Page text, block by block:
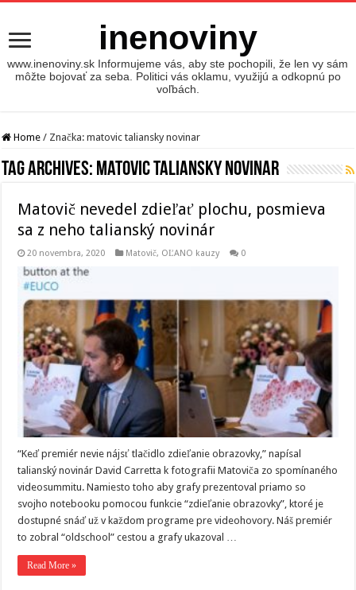
inenoviny
www.inenoviny.sk Informujeme vás, aby ste pochopili, že len vy sám
môžte bojovať za seba. Politici vás oklamu, využijú a odkopnú po
voľbách.
Home / Značka:matovic taliansky novinar
Tag Archives: matovic taliansky novinar
Matovič nevedel zdieľať plochu, posmieva
sa z neho talianský novinár
20 novembra, 2020 Matovič, OĽANO kauzy 0
“Keď premiér nevie nájsť tlačidlo zdieľanie obrazovky,” napísal
talianský novinár David Carretta k fotografii Matoviča zo spomínaného
videosummitu. Namiesto toho aby grafy prezentoval priamo so
svojho notebooku pomocou funkcie “zdieľanie obrazovky”, ktoré je
dostupné snáď už v každom programe pre videohovory. Náš premiér
to zobral “oldschool” cestou a grafy ukazoval …
Read More »